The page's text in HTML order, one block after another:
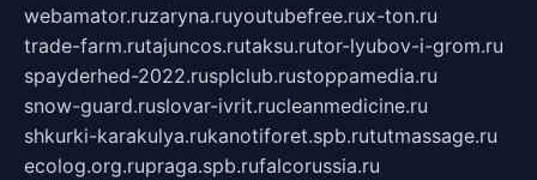
webamator.ruzaryna.ruyoutubefree.rux-ton.ru
trade-farm.rutajuncos.rutaksu.rutor-lyubov-i-grom.ru
spayderhed-2022.rusplclub.rustoppamedia.ru
snow-guard.ruslovar-ivrit.rucleanmedicine.ru
shkurki-karakulya.rukanotiforet.spb.rututmassage.ru
ecolog.org.rupraga.spb.rufalcorussia.ru